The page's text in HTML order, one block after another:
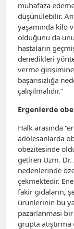
muhafaza
düşünülebilir.
yaşamında kilo
olduğunu da
hastaların
denedikleri
verme
başarısızlığa
çalışılmalıdır.”
Ergenlerde
Halk arasında
adölesanlarda
obezitesinde
getiren Uzm. Dr.
nedenlerinde
çekmektedir.
fakir gıdaların,
ürünlerinin bu
pazarlanması
grupta